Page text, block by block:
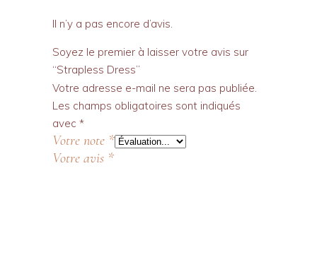
Il n’y a pas encore d’avis.
Soyez le premier à laisser votre avis sur
“Strapless Dress”
Votre adresse e-mail ne sera pas publiée.
Les champs obligatoires sont indiqués
avec *
Votre note *
Votre avis *